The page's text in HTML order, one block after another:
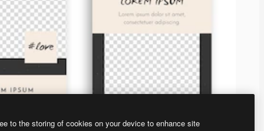
to the storing of cookies on your device to enhance site